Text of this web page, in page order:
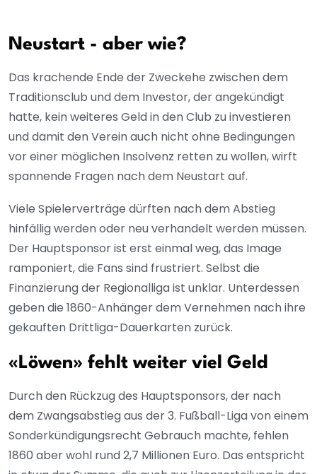
Neustart - aber wie?
Das krachende Ende der Zweckehe zwischen dem
Traditionsclub und dem Investor, der angekündigt
hatte, kein weiteres Geld in den Club zu investieren
und damit den Verein auch nicht ohne Bedingungen
vor einer möglichen Insolvenz retten zu wollen, wirft
spannende Fragen nach dem Neustart auf.
Viele Spielerverträge dürften nach dem Abstieg
hinfällig werden oder neu verhandelt werden müssen.
Der Hauptsponsor ist erst einmal weg, das Image
ramponiert, die Fans sind frustriert. Selbst die
Finanzierung der Regionalliga ist unklar. Unterdessen
geben die 1860-Anhänger dem Vernehmen nach ihre
gekauften Drittliga-Dauerkarten zurück.
«Löwen» fehlt weiter viel Geld
Durch den Rückzug des Hauptsponsors, der nach
dem Zwangsabstieg aus der 3. Fußball-Liga von einem
Sonderkündigungsrecht Gebrauch machte, fehlen
1860 aber wohl rund 2,7 Millionen Euro. Das entspricht